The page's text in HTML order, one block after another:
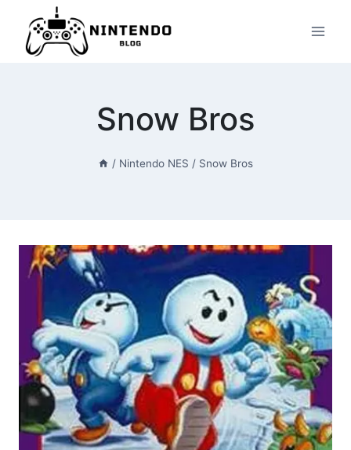
Przeskocz
treści
Snow Bros
/ Nintendo NES / Snow Bros